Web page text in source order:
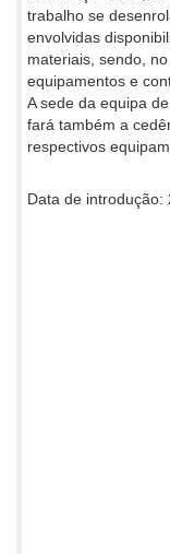
trabalho se
envolvidas
materiais, sendo,
equipamentos e
A sede da equipa
fará também a
respectivos
Data de introdução: